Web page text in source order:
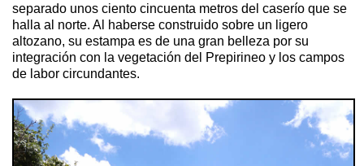
separado unos ciento cincuenta metros del caserío que se
halla al norte. Al haberse construido sobre un ligero
altozano, su estampa es de una gran belleza por su
integración con la vegetación del Prepirineo y los campos
de labor circundantes.